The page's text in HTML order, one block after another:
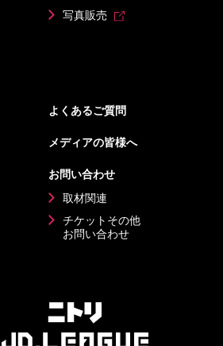
写真販売
よくあるご質問
メディアの皆様へ
お問い合わせ
取材関連
チケットその他
お問い合わせ